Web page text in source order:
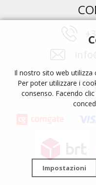
© 2009 -
Il nostro sito web utilizza
Per poter utilizzare i
consenso. Facendo
Impostazioni